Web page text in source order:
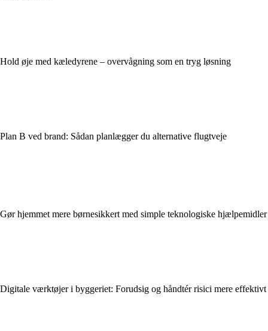
Hold øje med kæledyrene – overvågning som en tryg løsning
Plan B ved brand: Sådan planlægger du alternative flugtveje
Gør hjemmet mere børnesikkert med simple teknologiske hjælpemidler
Digitale værktøjer i byggeriet: Forudsig og håndtér risici mere effektivt